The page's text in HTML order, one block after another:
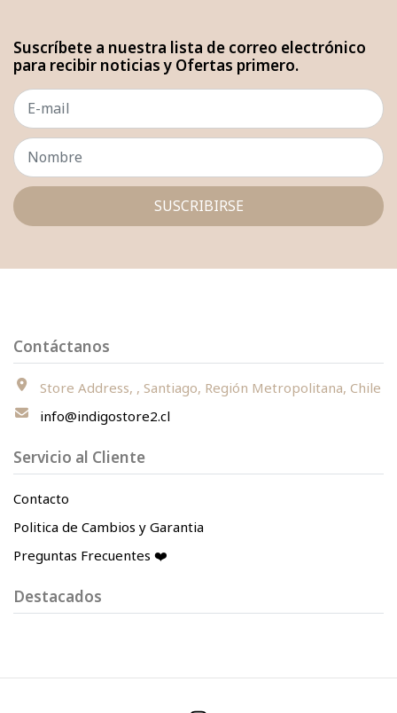
Suscríbete a nuestra lista de correo electrónico
para recibir noticias y Ofertas primero.
SUSCRIBIRSE
Contáctanos
Store Address, , Santiago, Región Metropolitana, Chile
info@indigostore2.cl
Servicio al Cliente
Contacto
Politica de Cambios y Garantia
Preguntas Frecuentes ❤️
Destacados